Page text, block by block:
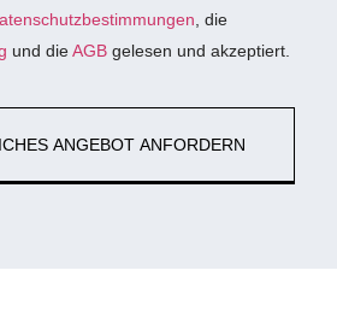
, die
und dieAGB gelesen und akzeptiert.
ANGEBOT ANFORDERN